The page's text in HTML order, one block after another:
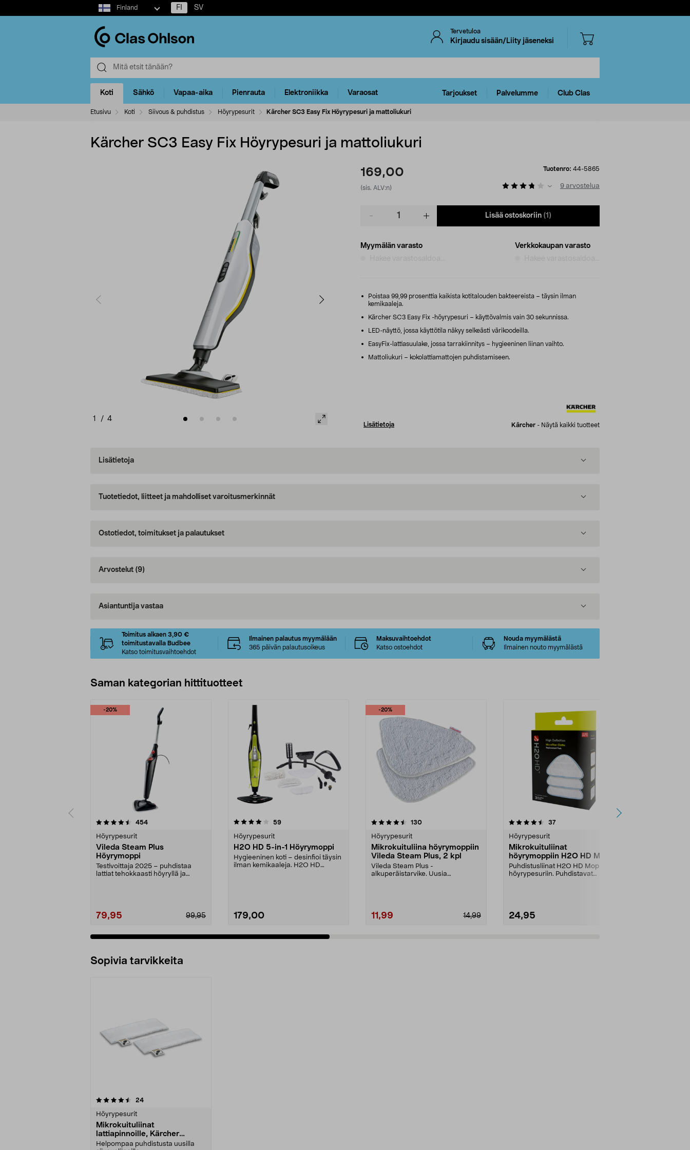
Select
market
Finland FI SV
Tervetuloa
Kirjaudu sisään/Liity jäseneksi
Koti Sähkö Vapaa-aika Pienrauta Elektroniikka Varaosat Tarjoukset Palvelumme Club Clas
Etusivu Koti Siivous & puhdistus Höyrypesurit Kärcher SC3 Easy Fix Höyrypesuri ja mattoliukuri
Kärcher SC3 Easy Fix Höyrypesuri ja mattoliukuri
1 / 4
169,00
(sis. ALV:n)
Tuotenro: 44-5865
9 arvostelua
Lisää ostoskoriin (1)
Myymälän varasto
Verkkokaupan varasto
Poistaa 99,99 prosenttia kaikista kotitalouden bakteereista – täysin ilman
kemikaaleja.
Kärcher SC3 Easy Fix -höyrypesuri – käyttövalmis vain 30 sekunnissa.
LED-näyttö, jossa käyttötila näkyy selkeästi värikoodeilla.
EasyFix-lattiasuulake, jossa tarrakiinnitys – hygieeninen liinan vaihto.
Mattoliukuri – kokolattiamattojen puhdistamiseen.
Lisätietoja Kärcher - Näytä kaikki tuotteet
Lisätietoja
Tuotetiedot, liitteet ja mahdolliset varoitusmerkinnät
Ostotiedot, toimitukset ja palautukset
Arvostelut (9)
Asiantuntija vastaa
Toimitus alkaen 3,90 €
toimitustavalla Budbee
Katso toimitusvaihtoehdot
Ilmainen palautus myymälään
365 päivän palautusoikeus
Maksuvaihtoehdot
Katso ostoehdot
Nouda myymälästä
Ilmainen nouto myymälästä
Saman kategorian hittituotteet
-20%
454arvostelut
Höyrypesurit
Vileda Steam Plus
Höyrymoppi
Testivoittaja 2025 – puhdistaa
lattiat tehokkaasti höyryllä ja
79,95 99,95
4.0 viidestä
59arvostelut
Höyrypesurit
H2O HD 5-in-1 Höyrymoppi
Hygieeninen koti – desinfioi täysin
ilman kemikaaleja. H2O HD
179,00
-20%
4.5 viidestä
130arvostelut
Höyrypesurit
Mikrokuituliina höyrymoppiin
Vileda Steam Plus, 2 kpl
Vileda Steam Plus -
alkuperäistarvike. Uusia
11,99 14,99
4.5 viidestä
37arvostelut
Höyrypesurit
Mikrokuituliinat
höyrymoppiin H2O HD Mop, 3
kpl
Puhdistusliinat H2O HD Mop -
höyrypesuriin. Puhdistavat
24,95
4.5 viidestä
Sopivia tarvikkeita
24arvostelut
Höyrypesurit
Mikrokuituliinat
lattiapinnoille, Kärcher
EasyFix, 2 kpl
Helpompaa puhdistusta uusilla